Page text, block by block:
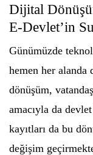
Dijital
E-Devlet’in
Günümüzde
hemen her alanda
dönüşüm,
amacıyla da
kayıtları da bu
değişim